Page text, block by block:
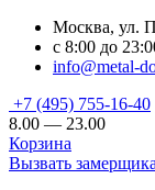
Москва, ул.
с 8:00 до
info@metal-
+7 (495) 755-16-40
8.00 — 23.00
Корзина
Вызвать замерщика